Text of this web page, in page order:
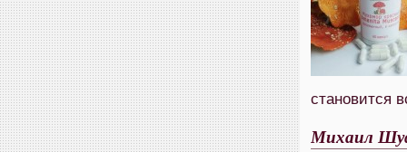
становится
Михаил